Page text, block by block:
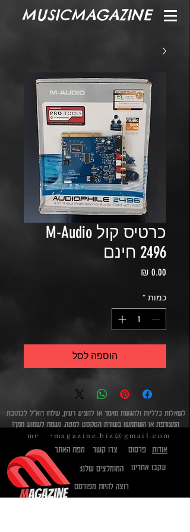
MUSICMAGAZINE
כרטיס קול M-Audio
2496 חינם
כמות *
הוספה לסל
לשאלות כלליות ולהגשת מאמר או להציע רעיון, שלחו דוא"ל לכתובת
המצורפת או השתמשו בשורת הטקסט למטה. נשמח לשמוע ממך!​
musicmagazine.biz@gmail.com
אודות פרסום צרו קשר
מפת האתר
עקבו אחרינו
המומלצים שלנו:
רוצה להיות מפורסם